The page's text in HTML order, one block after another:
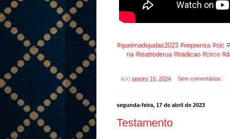
#queimadojudas2023 #imprensa #sic
ria #teatroderua #tradicao #circo
à(s) janeiro 15, 2024 Sem comentários:
segunda-feira, 17 de abril de 2023
Testamento